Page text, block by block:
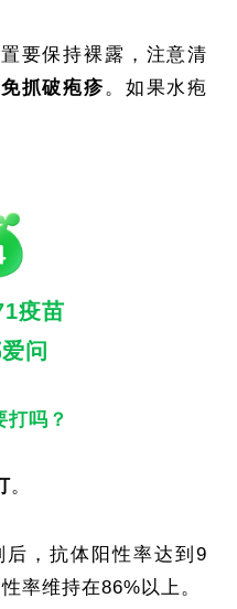
要保持裸露，注意清
抓破疱疹。如果水疱
疫苗
问
打吗？
。
，抗体阳性率达到9
率维持在86%以上。